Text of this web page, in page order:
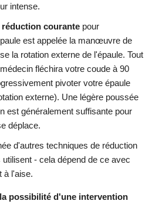
intense.
réduction courante pour
est appelée la manœuvre de
la rotation externe de l'épaule. Tout
fléchira votre coude à 90
pivoter votre épaule
externe). Une légère poussée
est généralement suffisante pour
déplace.
d'autres techniques de réduction
- cela dépend de ce avec
à l'aise.
possibilité d'une intervention